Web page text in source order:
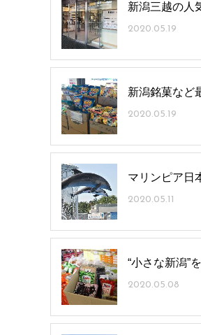
新潟三越の人
2020.05.19
新潟銘菓など
2020.05.19
マリンピア日
2020.05.11
“小さな新潟”
2020.05.08